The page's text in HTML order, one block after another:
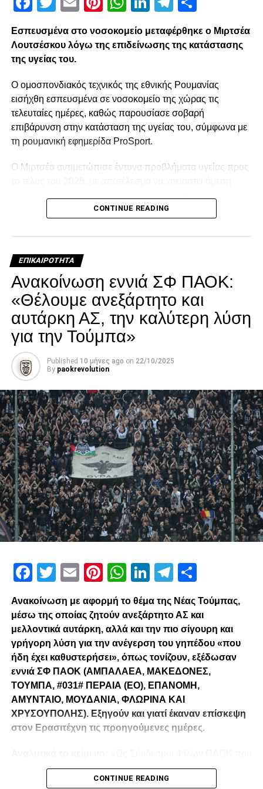
Εσπευσμένα στο νοσοκομείο μεταφέρθηκε ο Μιρτσέα
Λουτσέσκου λόγω της επιδείνωσης της κατάστασης
της υγείας του.
Ο ομοσπονδιακός τεχνικός της εθνικής Ρουμανίας
εισήχθη εσπευσμένα σε νοσοκομείο της χώρας τις
τελευταίες ημέρες, καθώς παρουσίασε σοβαρή
επιβάρυνση στην κατάσταση της υγείας του, σύμφωνα με
τη ρουμανική εφημερίδα ProSport.
Ο Μιρτσέα αντιμετώπισε έντονα προβλήματα υγείας προς
κρυολόγημα, το οποίο επηρέασε αρνητικά την ήδη
αναγκαία να νοσηλευτεί. Οι πληροφορίες αναφέρουν ότι η
νοσηλείας του.
Facebook
Twitter
EmailPinterest
WhatsApp
LinkedIn
Telegram
CONTINUE READING
ΕΠΙΚΑΙΡΌΤΗΤΑ
Ανακοίνωση εννιά ΣΦ ΠΑΟΚ:
«Θέλουμε ανεξάρτητο και
αυτάρκη ΑΣ, την καλύτερη λύση
για την Τούμπα»
Published 10 μήνες ago on 22/10/2025
By paokrevolution
Facebook
Twitter
EmailPinterest
WhatsApp
LinkedIn
Telegram
Ανακοίνωση με αφορμή το θέμα της Νέας Τούμπας,
μέσω της οποίας ζητούν ανεξάρτητο ΑΣ και
μελλοντικά αυτάρκη, αλλά και την πιο σίγουρη και
γρήγορη λύση για την ανέγερση του γηπέδου «που
ήδη έχει καθυστερήσει», όπως τονίζουν, εξέδωσαν
εννιά ΣΦ ΠΑΟΚ (ΑΜΠΑΛΑΕΑ, ΜΑΚΕΔΟΝΕΣ,
ΤΟΥΜΠΑ, #031# ΠΕΡΑΙΑ (ΕΟ), ΕΠΑΝΟΜΗ,
ΑΜΥΝΤΑΙΟ, ΜΟΥΔΑΝΙΑ, ΦΛΩΡΙΝΑ ΚΑΙ
ΧΡΥΣΟΥΠΟΛΗΣ). Εξηγούν και γιατί έκαναν επίσκεψη
στον Ερασιτέχνη τις προηγούμενες ημέρες.
λειτουργούμε καθημερινά με γνώμωνα το καλό του
Δικεφάλου και μόνο, αισθανόμαστε την ανάγκη να
CONTINUE READING